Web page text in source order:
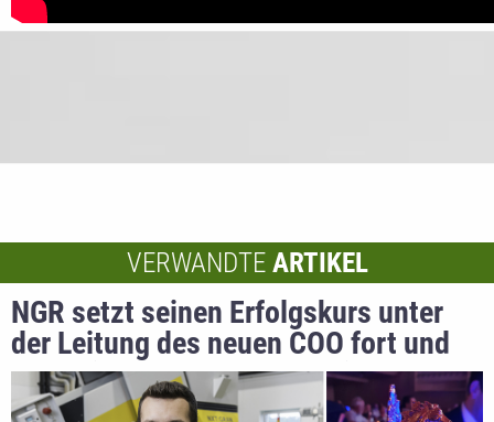
VERWANDTE ARTIKEL
NGR setzt seinen Erfolgskurs unter
der Leitung des neuen COO fort und
freut sich über den Innovations-Oscar
„Pegasus 2021“